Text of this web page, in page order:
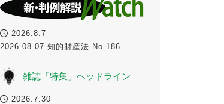
2026.8.7
2026.08.07 知的財産法 No.186
雑誌「特集」ヘッドライン
2026.7.30